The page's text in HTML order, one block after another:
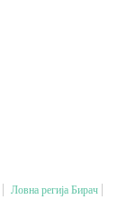
Ловна регија Бирач